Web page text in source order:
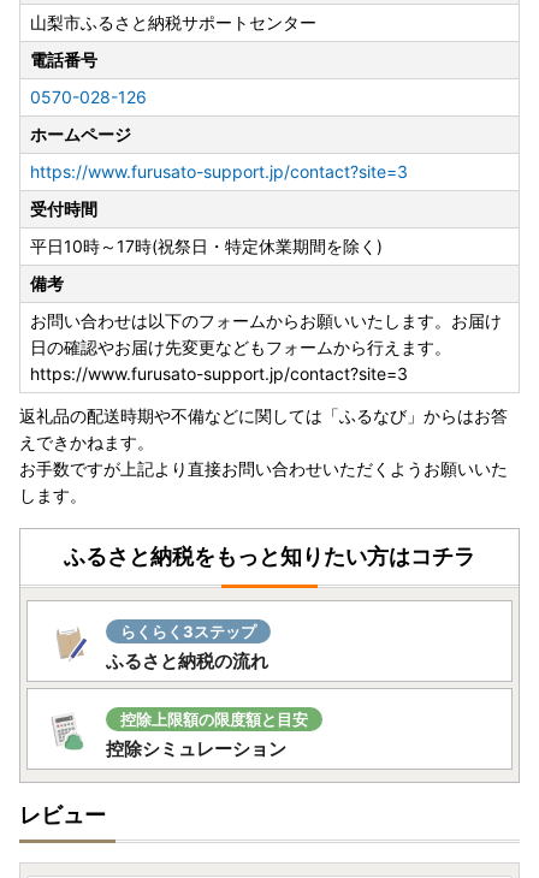
山梨市ふるさと納税サポートセンター
電話番号
0570-028-126
ホームページ
https://www.furusato-support.jp/contact?site=3
受付時間
平日10時～17時(祝祭日・特定休業期間を除く)
備考
お問い合わせは以下のフォームからお願いいたします。お届け
日の確認やお届け先変更などもフォームから行えます。
https://www.furusato-support.jp/contact?site=3
返礼品の配送時期や不備などに関しては「ふるなび」からはお答
えできかねます。
お手数ですが上記より直接お問い合わせいただくようお願いいた
します。
ふるさと納税をもっと知りたい方はコチラ
らくらく3ステップ
ふるさと納税の流れ
控除上限額の限度額と目安
控除シミュレーション
レビュー